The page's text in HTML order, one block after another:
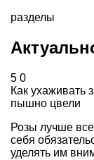
разделы
5 0
Как ухаживать
пышно цвели
Розы лучше
себя
уделять им